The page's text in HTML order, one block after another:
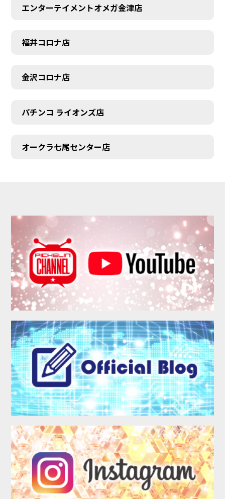
エンターテイメントオメガ金津店
福井コロナ店
金沢コロナ店
パチンコ ライオンズ店
オークラ七尾センター店